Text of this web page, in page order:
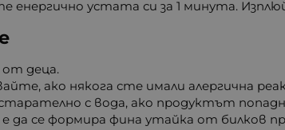
енергично устата си за 1 минута.
от деца.
ако някога сте имали алергична
с вода, ако продуктът
да се формира фина утайка от билков